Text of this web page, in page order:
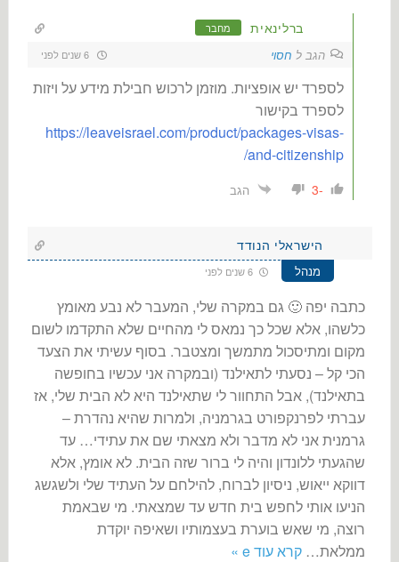
ברלינאית מחבר
הגב ל חסוי
לספרד יש אופציות. מוזמן לרכוש חבילת מידע על ויזות
לספרד בקישור
https://leaveisrael.com/product/packages-visas-
and-citizenship/
-3 הגב
הישראלי הנודד
מנהל
כתבה יפה 🙂 גם במקרה שלי, המעבר לא נבע מאומץ
כלשהו, אלא שכל כך נמאס לי מהחיים שלא התקדמו לשום
מקום ומתיסכול מתמשך ומצטבר. בסוף עשיתי את הצעד
הכי קל – נסעתי לתאילנד (ובמקרה אני עכשיו בחופשה
בתאילנד), אבל התחוור לי שתאילנד היא לא הבית שלי, אז
עברתי לפרנקפורט בגרמניה, ולמרות שהיא נהדרת –
גרמנית אני לא מדבר ולא מצאתי שם את עתידי… עד
שהגעתי ללונדון והיה לי ברור שזה הבית. לא אומץ, אלא
דווקא ייאוש, ניסיון לברוח, להילחם על העתיד שלי ולשגשג
הניעו אותי לחפש בית חדש עד שמצאתי. מי שבאמת
רוצה, מי שאש בוערת בעצמותיו ושאיפה יוקדת
ממלאת… קרא עוד e »